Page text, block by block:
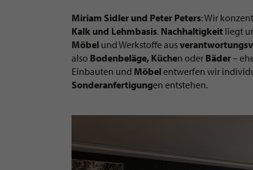
Miriam Sidler und Peter Peters: Wir
Kalk und Lehmbasis. Nachhaltigkeit liegt
Möbel und Werkstoffe aus
also Bodenbeläge, Küchen oder Bäder–
Einbauten und Möbelentwerfen wir
Sonderanfertigungen entstehen.